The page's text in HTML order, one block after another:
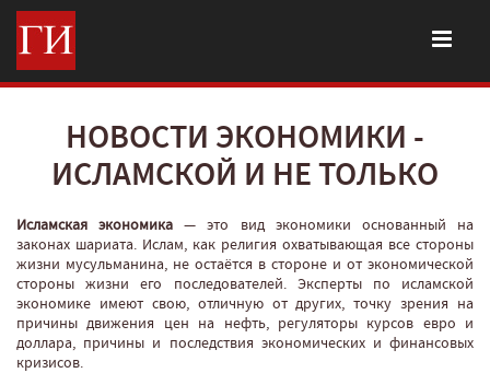
НОВОСТИ ЭКОНОМИКИ -
ИСЛАМСКОЙ И НЕ ТОЛЬКО
Исламская экономика — это вид экономики основанный на
законах шариата. Ислам, как религия охватывающая все стороны
жизни мусульманина, не остаётся в стороне и от экономической
стороны жизни его последователей. Эксперты по исламской
экономике имеют свою, отличную от других, точку зрения на
причины движения цен на нефть, регуляторы курсов евро и
доллара, причины и последствия экономических и финансовых
кризисов.